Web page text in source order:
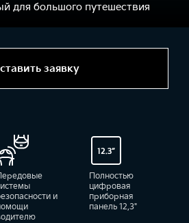
заявку
для большого путешествия
и
Полностью
цифровая
приборная
панель 12,3"